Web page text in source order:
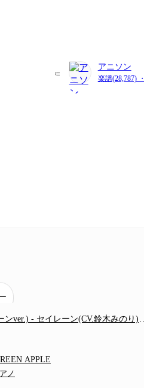
アニソン
楽譜(28,787)
ンver.) - セイレーン(CV.鈴木みのり)
・コード・ペダル付き/『映画ち
APPLE
ノ